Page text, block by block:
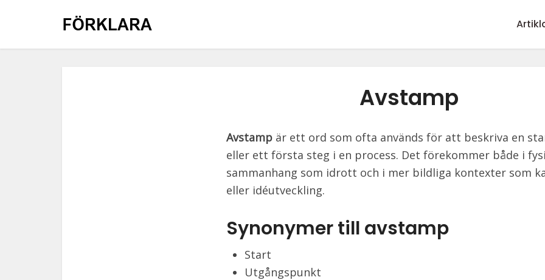
Avstamp
Avstamp är ett ord som ofta används för att beskriva en
eller ett första steg i en process. Det förekommer både i
sammanhang som idrott och i mer bildliga kontexter som
eller idéutveckling.
Synonymer till avstamp
Start
Utgångspunkt